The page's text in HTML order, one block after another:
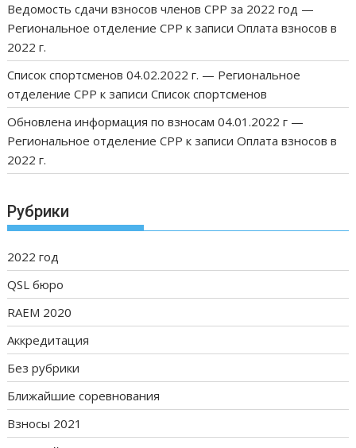
Ведомость сдачи взносов членов СРР за 2022 год —
Региональное отделение СРР к записиОплата взносов в
2022 г.
Список спортсменов 04.02.2022 г. — Региональное
отделение СРР к записиСписок спортсменов
Обновлена информация по взносам 04.01.2022 г —
Региональное отделение СРР к записиОплата взносов в
2022 г.
Рубрики
2022 год
QSL бюро
RAEM 2020
Аккредитация
Без рубрики
Ближайшие соревнования
Взносы 2021